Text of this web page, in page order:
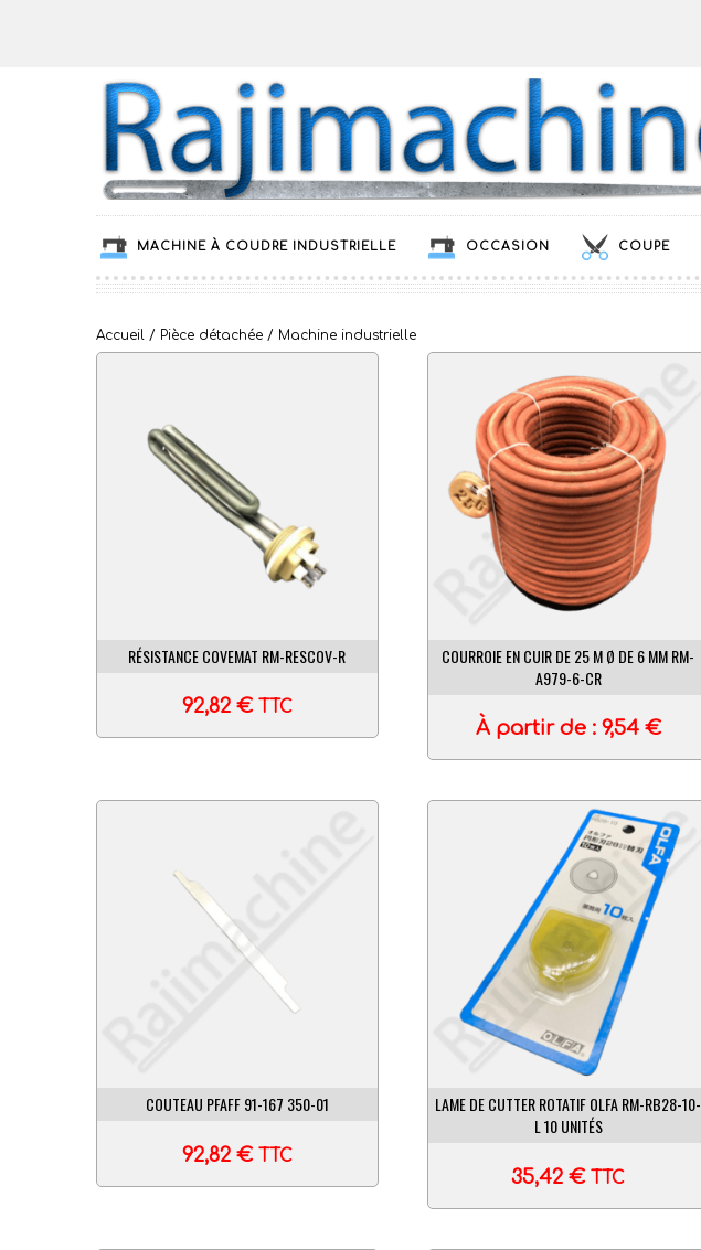
MACHINE À COUDRE INDUSTRIELLE OCCASION COUPE
Accueil / Pièce détachée / Machine industrielle
RÉSISTANCE COVEMAT RM-RESCOV-R
92,82 € TTC
COURROIE EN CUIR DE 25 M Ø DE 6 MM RM-
A979-6-CR
À partir de : 9,54 €
COUTEAU PFAFF 91-167 350-01
92,82 € TTC
LAME DE CUTTER ROTATIF OLFA RM-RB28-10-
L 10 UNITÉS
35,42€ TTC